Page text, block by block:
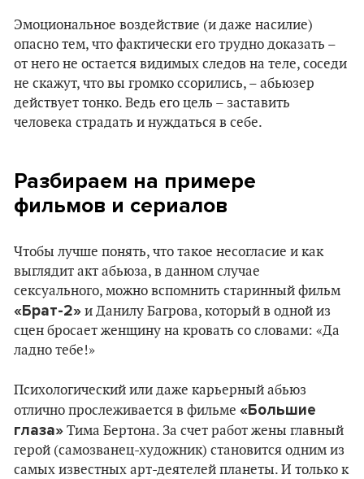
Эмоциональное воздействие (и даже насилие)
опасно тем, что фактически его трудно доказать –
от него не остается видимых следов на теле, соседи
не скажут, что вы громко ссорились, – абьюзер
действует тонко. Ведь его цель – заставить
человека страдать и нуждаться в себе.
Разбираем на примере
фильмов и сериалов
Чтобы лучше понять, что такое несогласие и как
выглядит акт абьюза, в данном случае
сексуального, можно вспомнить старинный фильм
«Брат-2» и Данилу Багрова, который в одной из
сцен бросает женщину на кровать со словами: «Да
ладно тебе!»
Психологический или даже карьерный абьюз
отлично прослеживается в фильме «Большие
глаза» Тима Бертона. За счет работ жены главный
герой (самозванец-художник) становится одним из
самых известных арт-деятелей планеты. И только к